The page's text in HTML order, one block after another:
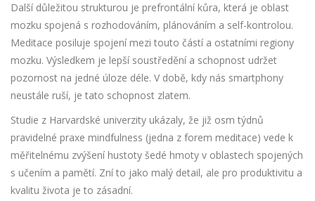
Další důležitou strukturou je prefrontální kůra, která je oblast
mozku spojená s rozhodováním, plánováním a self-kontrolou.
Meditace posiluje spojení mezi touto částí a ostatními regiony
mozku. Výsledkem je lepší soustředění a schopnost udržet
pozornost na jedné úloze déle. V době, kdy nás smartphony
neustále ruší, je tato schopnost zlatem.
Studie z Harvardské univerzity ukázaly, že již osm týdnů
pravidelné praxe mindfulness (jedna z forem meditace) vede k
měřitelnému zvýšení hustoty šedé hmoty v oblastech spojených
s učením a pamětí. Zní to jako malý detail, ale pro produktivitu a
kvalitu života je to zásadní.